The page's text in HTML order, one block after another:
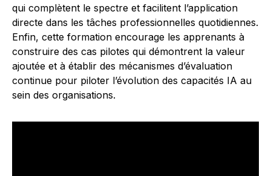
qui complètent le spectre et facilitent l’application
directe dans les tâches professionnelles quotidiennes.
Enfin, cette formation encourage les apprenants à
construire des cas pilotes qui démontrent la valeur
ajoutée et à établir des mécanismes d’évaluation
continue pour piloter l’évolution des capacités IA au
sein des organisations.